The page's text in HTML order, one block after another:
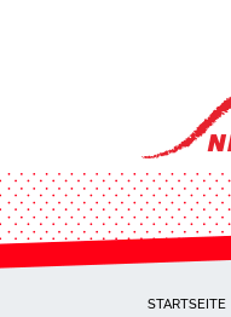
STARTSEITE